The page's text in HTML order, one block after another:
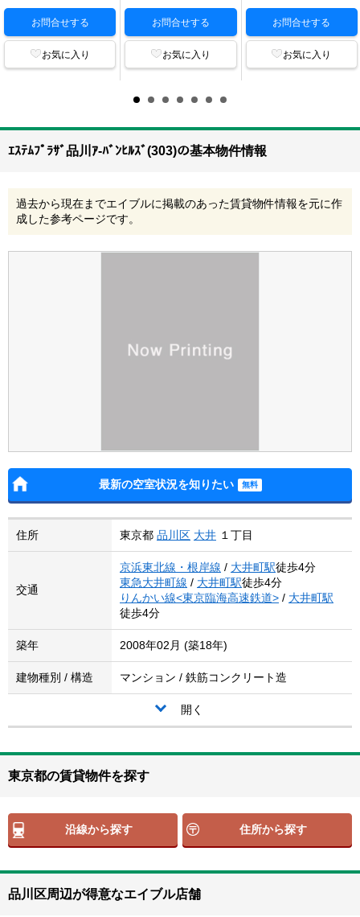
お問合せする
お気に入り
お問合せする
お気に入り
お問合せする
お気に入り
ｴｽﾃﾑﾌﾟﾗｻﾞ品川ｱ-ﾊﾞﾝﾋﾙｽﾞ(303)の基本物件情報
過去から現在までエイブルに掲載のあった賃貸物件情報を元に作
成した参考ページです。
最新の空室状況を知りたい
住所 東京都 品川区 大井 １丁目
交通
京浜東北線・根岸線 / 大井町駅徒歩4分
東急大井町線 / 大井町駅徒歩4分
りんかい線<東京臨海高速鉄道> / 大井町駅
徒歩4分
築年 2008年02月 (築18年)
建物種別 / 構造 マンション / 鉄筋コンクリート造
開く
東京都の賃貸物件を探す
沿線から探す 住所から探す
品川区周辺が得意なエイブル店舗